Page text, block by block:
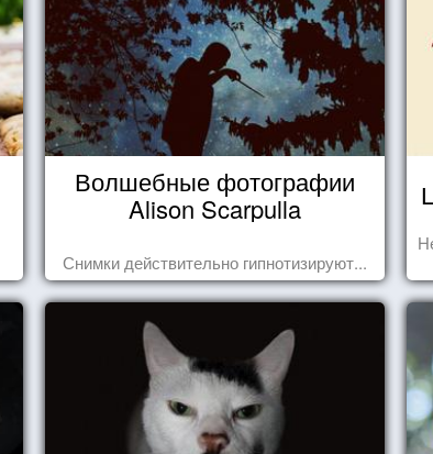
Волшебные фотографии
Alison Scarpulla
Снимки действительно гипнотизируют...